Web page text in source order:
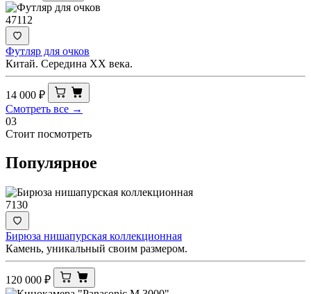
47112
Футляр для очков
Китай. Середина ХХ века.
14 000 ₽
Смотреть все →
03
Стоит посмотреть
Популярное
7130
Бирюза нишапурская коллекционная
Камень, уникальный своим размером.
120 000 ₽